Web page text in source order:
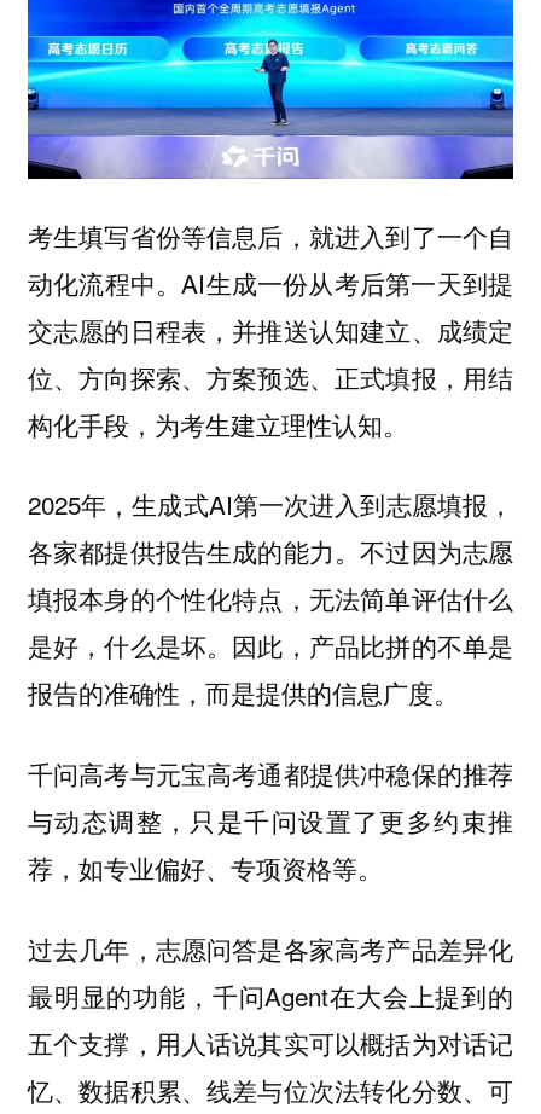
考生填写省份等信息后，就进入到了一个自
动化流程中。AI生成一份从考后第一天到提
交志愿的日程表，并推送认知建立、成绩定
位、方向探索、方案预选、正式填报，用结
构化手段，为考生建立理性认知。
2025年，生成式AI第一次进入到志愿填报，
各家都提供报告生成的能力。不过因为志愿
填报本身的个性化特点，无法简单评估什么
是好，什么是坏。因此，产品比拼的不单是
报告的准确性，而是提供的信息广度。
千问高考与元宝高考通都提供冲稳保的推荐
与动态调整，只是千问设置了更多约束推
荐，如专业偏好、专项资格等。
过去几年，志愿问答是各家高考产品差异化
最明显的功能，千问Agent在大会上提到的
五个支撑，用人话说其实可以概括为对话记
忆、数据积累、线差与位次法转化分数、可